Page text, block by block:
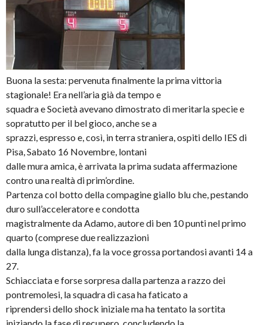
Buona la sesta: pervenuta finalmente la prima vittoria
stagionale! Era nell’aria già da tempo e
squadra e Società avevano dimostrato di meritarla specie e
sopratutto per il bel gioco, anche se a
sprazzi, espresso e, così, in terra straniera, ospiti dello IES di
Pisa, Sabato 16 Novembre, lontani
dalle mura amica, è arrivata la prima sudata affermazione
contro una realtà di prim’ordine.
Partenza col botto della compagine giallo blu che, pestando
duro sull’acceleratore e condotta
magistralmente da Adamo, autore di ben 10 punti nel primo
quarto (comprese due realizzazioni
dalla lunga distanza), fa la voce grossa portandosi avanti 14 a
27.
Schiacciata e forse sorpresa dalla partenza a razzo dei
pontremolesi, la squadra di casa ha faticato a
riprendersi dello shock iniziale ma ha tentato la sortita